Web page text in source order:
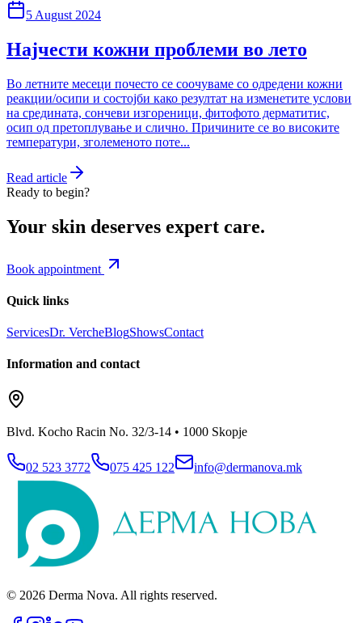
5 August 2024
Најчести кожни проблеми во лето
Во летните месеци почесто се соочуваме со одредени кожни
реакции/осипи и состојби како резултат на изменетите услови
на средината, сончеви изгореници, фитофото дерматитис,
осип од претоплување и слично. Причините се во високите
температури, зголеменото поте...
Read article
Ready to begin?
Your skin deserves expert care.
Book appointment
Quick links
ServicesDr. VercheBlogShowsContact
Information and contact
Blvd. Kocho Racin No. 32/3-14 • 1000 Skopje
02 523 3772 075 425 122 info@dermanova.mk
© 2026 Derma Nova. All rights reserved.